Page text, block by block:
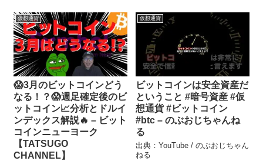
仮想通貨
😱3月のビットコインどう
なる！？😱週足確定後のビ
ットコイン📈分析とドルイ
ンデックス解説🔥 – ビット
コインニューヨーク
【TATSUGO
CHANNEL】
仮想通貨
ビットコインは安全資産だ
ということ #暗号資産 #仮
想通貨 #ビットコイン
#btc – のぶおじちゃんね
る
出典：YouTube / のぶおじちゃん
ねる